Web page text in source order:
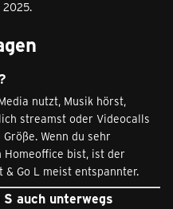
nutzt, Musik hörst,
streamst oder Videocalls
Wenn du sehr
bist, ist der
& Go L meist entspannter.
auch unterwegs